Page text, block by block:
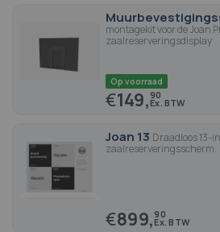
montagekit voor de Joan
zaalreserveringsdisplay
Op voorraad
€149,90
Joan 13 Draadloos 13-
zaalreserveringsscherm.
€899,90